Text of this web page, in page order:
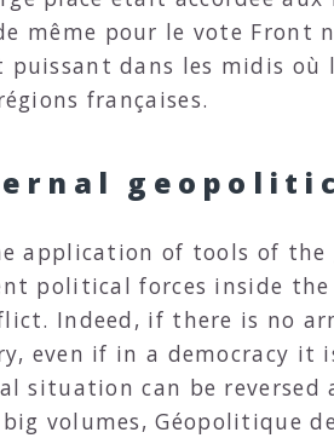
même pour le vote
dans les midis où
françaises.
application of tools of
political forces inside
Indeed, if there is no
even if in a democracy it
situation can be
volumes, Géopolitique